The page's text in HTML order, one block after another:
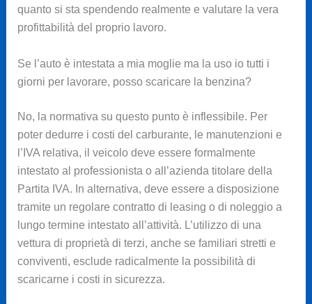
quanto si sta spendendo realmente e valutare la vera
profittabilità del proprio lavoro.
Se l’auto è intestata a mia moglie ma la uso io tutti i
giorni per lavorare, posso scaricare la benzina?
No, la normativa su questo punto è inflessibile. Per
poter dedurre i costi del carburante, le manutenzioni e
l’IVA relativa, il veicolo deve essere formalmente
intestato al professionista o all’azienda titolare della
Partita IVA. In alternativa, deve essere a disposizione
tramite un regolare contratto di leasing o di noleggio a
lungo termine intestato all’attività. L’utilizzo di una
vettura di proprietà di terzi, anche se familiari stretti e
conviventi, esclude radicalmente la possibilità di
scaricarne i costi in sicurezza.